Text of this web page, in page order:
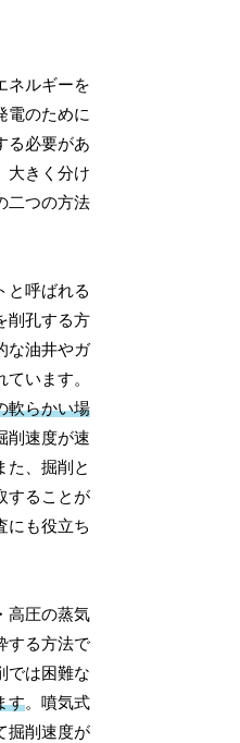
ネルギーを
電のために
る必要があ
大きく分け
二つの方法
と呼ばれる
削孔する方
な油井やガ
います。
軟らかい場
削速度が速
た、掘削と
することが
にも役立ち
高圧の蒸気
する方法で
では困難な
す。噴気式
掘削速度が